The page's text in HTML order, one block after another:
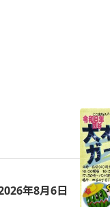
年8月6日